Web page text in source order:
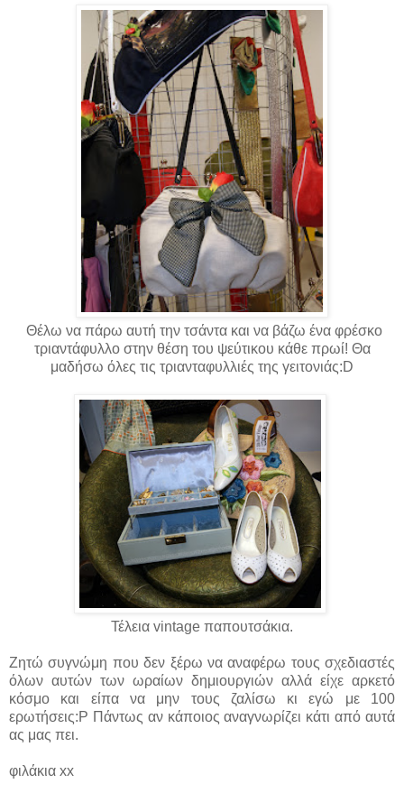
Θέλω να πάρω αυτή την τσάντα και να βάζω ένα φρέσκο
τριαντάφυλλο στην θέση του ψεύτικου κάθε πρωί! Θα
μαδήσω όλες τις τριανταφυλλιές της γειτονιάς:D
Τέλεια vintage παπουτσάκια.
Ζητώ συγνώμη που δεν ξέρω να αναφέρω τους σχεδιαστές
όλων αυτών των ωραίων δημιουργιών αλλά είχε αρκετό
κόσμο και είπα να μην τους ζαλίσω κι εγώ με 100
ερωτήσεις:P Πάντως αν κάποιος αναγνωρίζει κάτι από αυτά
ας μας πει.
φιλάκια xx